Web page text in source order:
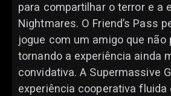
para compartilhar o terror e a
Nightmares. O Friend’s Pass
jogue com um amigo que não
tornando a experiência ainda
convidativa. A Supermassive
experiência cooperativa fluida